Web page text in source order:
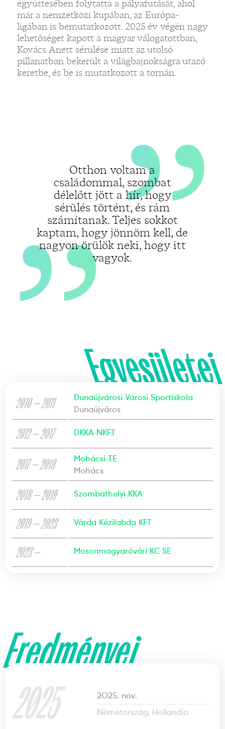
együttesében folytatta a pályafutását, ahol
már a nemzetközi kupában, az Európa-
ligában is bemutatkozott. 2025 év végén nagy
lehetőséget kapott a magyar válogatottban,
Kovács Anett sérülése miatt az utolsó
pillanatban bekerült a világbajnokságra utazó
keretbe, és be is mutatkozott a tornán.
Otthon voltam a
családommal, szombat
délelőtt jött a hír, hogy
sérülés történt, és rám
számítanak. Teljes sokkot
kaptam, hogy jönnöm kell, de
nagyon örülök neki, hogy itt
vagyok.
„„
Egyesületei
2010 — 2011
Dunaújvárosi Városi Sportiskola
Dunaújváros
2012 — 2017 DKKA NKFT
2017 — 2018
Mohácsi TE
Mohács
2018 — 2019 Szombathelyi KKA
2019 — 2023 Várda Kézilabda KFT
2023 — Mosonmagyaróvári KC SE
Eredményei
2025
2025. nov.
Németország, Hollandia